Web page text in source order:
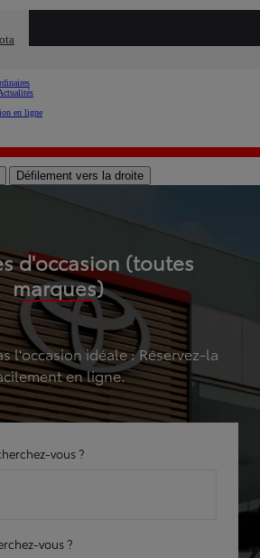
en ligne
Défilement vers la droite
d'occasion (toutes
marques)
l'occasion idéale : Réservez-la
en ligne.
vous ?
vous ?